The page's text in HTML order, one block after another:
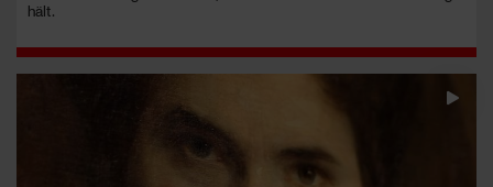
hält.